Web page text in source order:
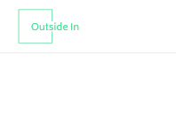
Skip